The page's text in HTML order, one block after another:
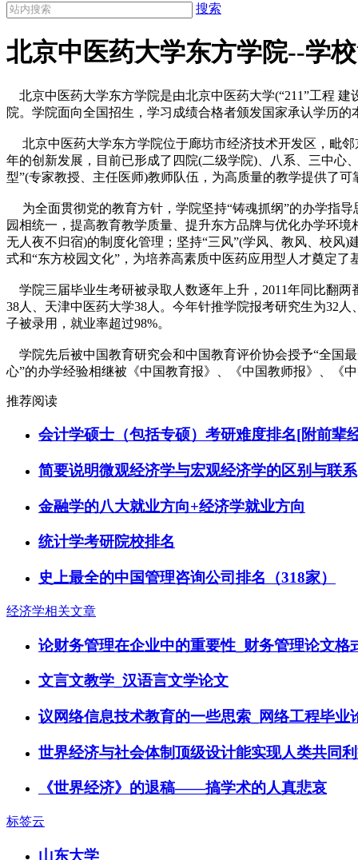
搜索
北京中医药大学东方学院--学
北京中医药大学东方学院是由北京中医药大学(“211”工程
院。学院面向全国招生，学习成绩合格者颁发国家承认学历的
北京中医药大学东方学院位于廊坊市经济技术开发区，毗
年的创新发展，目前已形成了四院(二级学院)、八系、三中心
型”(专家教授、主任医师)教师队伍，为高质量的教学提供了可
为全面贯彻党的教育方针，学院坚持“铸魂抓纲”的办学指导
园相统一，提高教育教学质量、提升东方品牌与优化办学环
无人夜不归宿)的制度化管理；坚持“三风”(学风、教风、校风
式和“东方校园文化”，为培养高素质中医药应用型人才奠定了
学院三届毕业生考研被录取人数逐年上升，2011年同比翻
38人、天津中医药大学38人。今年针推学院报考研究生为32
子被录用，就业率超过98%。
学院先后被中国教育研究会和中国教育评价协会授予“全国
心”的办学经验相继被《中国教育报》、《中国教师报》、《
推荐阅读
会计学硕士（包括专硕）考研难度排名[附前辈
简要说明微观经济学与宏观经济学的区别与联系
金融学的八大就业方向+经济学就业方向
统计学考研院校排名
史上最全的中国管理咨询公司排名（318家）
经济学相关文章
论财务管理在企业中的重要性_财务管理论文格
文言文教学_汉语言文学论文
议网络信息技术教育的一些思索_网络工程毕业
世界经济与社会体制顶级设计能实现人类共同
《世界经济》的退稿——搞学术的人真悲哀
标签云
山东大学